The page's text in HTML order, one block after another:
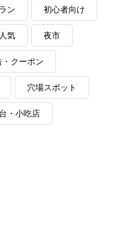
ン 初心者向け
気 夜市
・クーポン
穴場スポット
・小吃店